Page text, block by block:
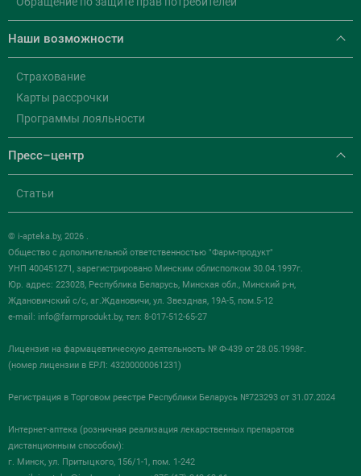
Наши возможности
Страхование
Карты рассрочки
Программы лояльности
Пресс–центр
Статьи
© i-apteka.by, 2026 .
Общество с дополнительной ответственностью "Фарм-продукт"
УНП 400451271, зарегистрировано Минским облисполком 30.04.1997г.
Юр. адрес: 223028, Республика Беларусь, Минская обл., Минский р-н,
Ждановичский с/с, аг.Ждановичи, ул. Звездная, 19А-5, пом.5-12
e-mail: info@farmprodukt.by, тел: 8-017-512-65-27
Лицензия на фармацевтическую деятельность № Ф-439 от 28.05.1998г.
(номер лицензии в ЕРЛ: 43200000061231)
Регистрация в Торговом реестре Республики Беларусь №723293 от 31.07.2024
Интернет-аптека (розничная реализация лекарственных препаратов
дистанционным способом):
г. Минск, ул. Притыцкого, 156/1-1, пом. 1-242